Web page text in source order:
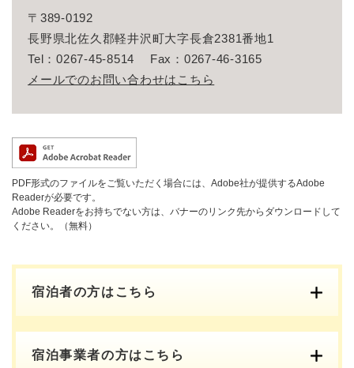
〒389-0192
長野県北佐久郡軽井沢町大字長倉2381番地1
Tel：0267-45-8514
Fax：0267-46-3165
メールでのお問い合わせはこちら
PDF形式のファイルをご覧いただく場合には、Adobe社が提供するAdobe
Readerが必要です。
Adobe Readerをお持ちでない方は、バナーのリンク先からダウンロードして
ください。（無料）
宿泊者の方はこちら
宿泊事業者の方はこちら